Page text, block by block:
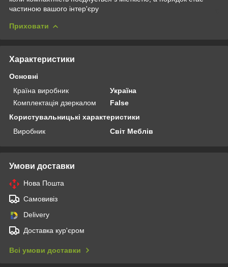
частиною вашого інтер'єру
Приховати
Характеристики
Основні
Країна виробник
Україна
Комплектація дзеркалом
False
Користувальницькі характеристики
Виробник
Світ Меблів
Умови доставки
Нова Пошта
Самовивіз
Delivery
Доставка кур'єром
Всі умови доставки